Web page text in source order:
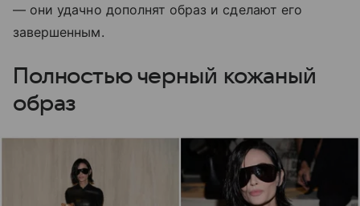
— они удачно дополнят образ и сделают его
завершенным.
Полностью черный кожаный
образ